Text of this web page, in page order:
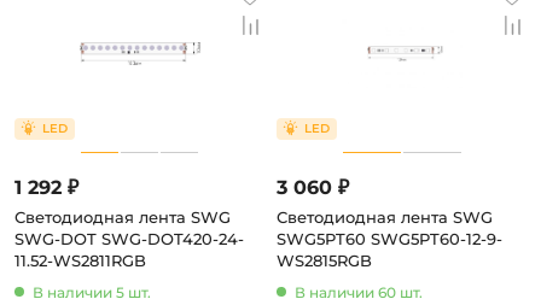
1 292 ₽
Светодиодная лента SWG
SWG-DOT SWG-DOT420-24-
11.52-WS2811RGB
В наличии 5 шт.
3 060 ₽
Светодиодная лента SWG
SWG5PT60 SWG5PT60-12-9-
WS2815RGB
В наличии 60 шт.